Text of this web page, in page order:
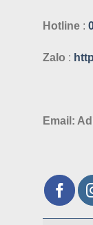
Hotline :
Zalo :
Email: